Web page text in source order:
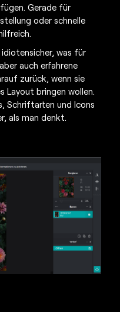
Gerade für
oder schnelle
was für
auch erfahrene
zurück, wenn sie
Layout bringen wollen.
Schriftarten und Icons
als man denkt.